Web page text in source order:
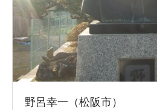
野呂幸一（松阪市）